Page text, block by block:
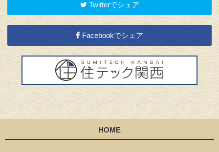
Twitterでシェア
Facebookでシェア
HOME